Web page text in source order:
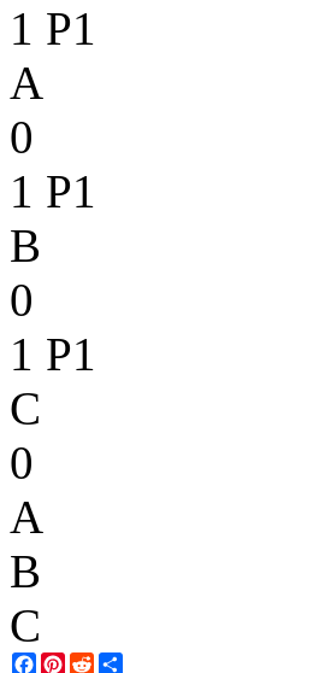
1 P1
A
0
1 P1
B
0
1 P1
C
0
A
B
C
Facebook
Pinterest
Reddit